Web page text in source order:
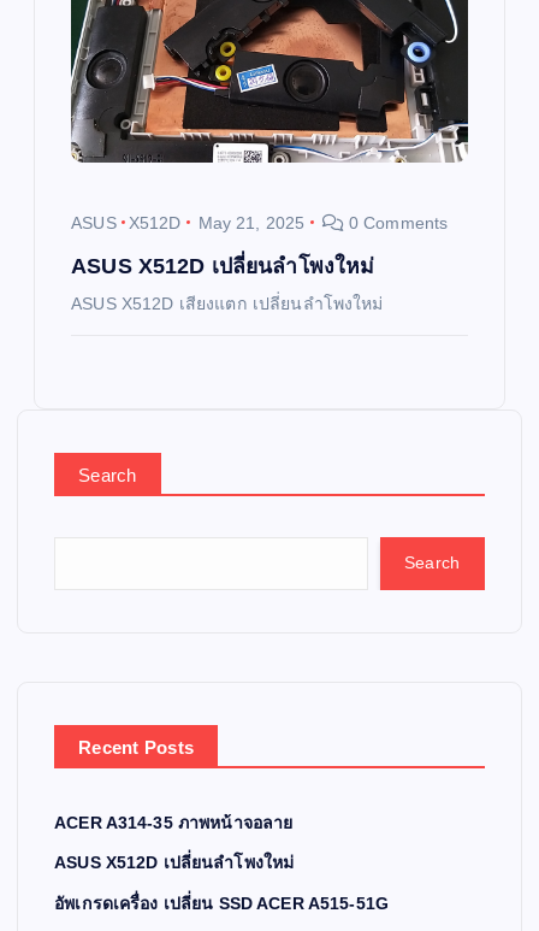
ASUS X512D May 21, 2025 0 Comments
ASUS X512D เปลี่ยนลำโพงใหม่
ASUS X512D เสียงแตก เปลี่ยนลำโพงใหม่
Search
Search
Recent Posts
ACER A314-35 ภาพหน้าจอลาย
ASUS X512D เปลี่ยนลำโพงใหม่
อัพเกรดเครื่อง เปลี่ยน SSD ACER A515-51G